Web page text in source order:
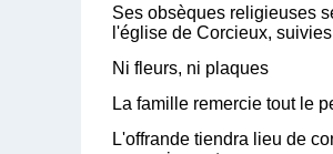
Ses obsèques religieuses
l'église de Corcieux,
Ni fleurs, ni plaques
La famille remercie tout le
L'offrande tiendra lieu de